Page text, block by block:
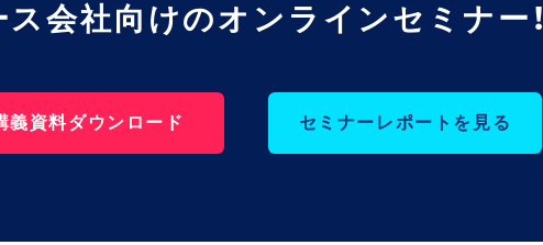
ス会社向けのオンラインセミナー！
義資料ダウンロード セミナーレポートを見る